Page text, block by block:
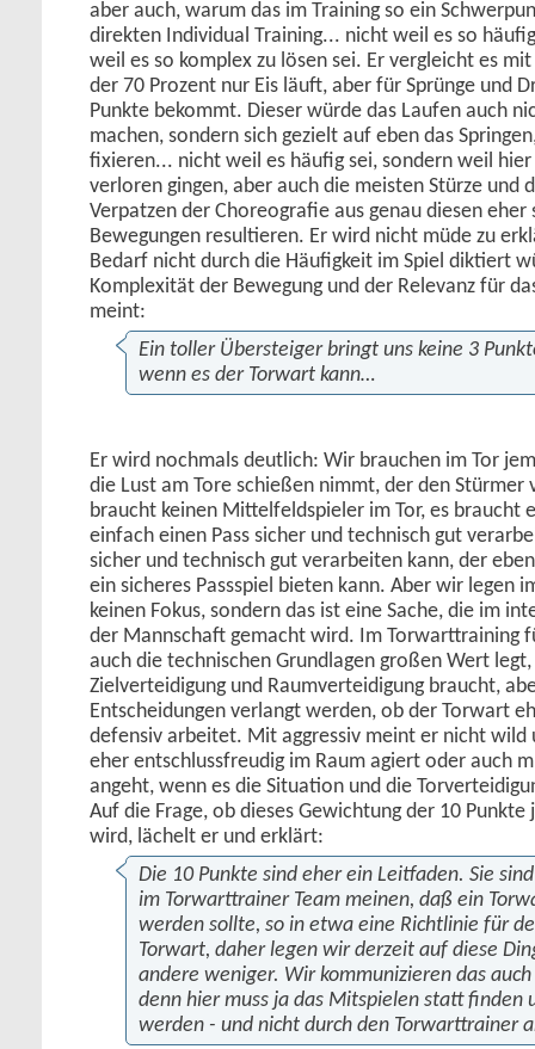
aber auch, warum das im Training so ein
direkten Individual Training... nicht weil es so
weil es so komplex zu lösen sei. Er vergleicht es
der 70 Prozent nur Eis läuft, aber für Sprünge und
Punkte bekommt. Dieser würde das Laufen auch
machen, sondern sich gezielt auf eben das
fixieren... nicht weil es häufig sei, sondern weil
verloren gingen, aber auch die meisten Stürze und
Verpatzen der Choreografie aus genau diesen eher
Bewegungen resultieren. Er wird nicht müde zu
Bedarf nicht durch die Häufigkeit im Spiel diktiert
Komplexität der Bewegung und der Relevanz für
meint:
Ein toller Übersteiger bringt uns keine 3
wenn es der Torwart kann…
Er wird nochmals deutlich: Wir brauchen im Tor
die Lust am Tore schießen nimmt, der den Stürmer
braucht keinen Mittelfeldspieler im Tor, es braucht
einfach einen Pass sicher und technisch gut
sicher und technisch gut verarbeiten kann, der
ein sicheres Passspiel bieten kann. Aber wir legen
keinen Fokus, sondern das ist eine Sache, die im
der Mannschaft gemacht wird. Im Torwarttraining
auch die technischen Grundlagen großen Wert
Zielverteidigung und Raumverteidigung braucht,
Entscheidungen verlangt werden, ob der Torwart
defensiv arbeitet. Mit aggressiv meint er nicht wild
eher entschlussfreudig im Raum agiert oder auch
angeht, wenn es die Situation und die
Auf die Frage, ob dieses Gewichtung der 10
wird, lächelt er und erklärt:
Die 10 Punkte sind eher ein Leitfaden. Sie
im Torwarttrainer Team meinen, daß ein
werden sollte, so in etwa eine Richtlinie für
Torwart, daher legen wir derzeit auf diese
andere weniger. Wir kommunizieren das
denn hier muss ja das Mitspielen statt finden
werden - und nicht durch den Torwarttrainer